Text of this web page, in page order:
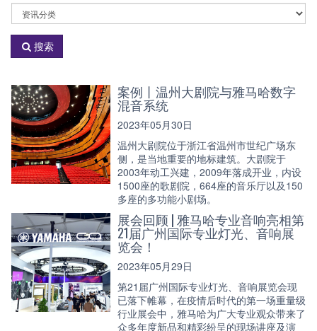
选
择
资
分
搜索
案例丨温州大剧院与雅马哈数字
混音系统
2023年05月30日
温州大剧院位于浙江省温州市世纪广场东
侧，是当地重要的地标建筑。大剧院于
2003年动工兴建，2009年落成开业，内设
1500座的歌剧院，664座的音乐厅以及150
多座的多功能小剧场。
展会回顾 | 雅马哈专业音响亮相第
21届广州国际专业灯光、音响展
览会！
2023年05月29日
第21届广州国际专业灯光、音响展览会现
已落下帷幕，在疫情后时代的第一场重量级
行业展会中，雅马哈为广大专业观众带来了
众多年度新品和精彩纷呈的现场讲座及演